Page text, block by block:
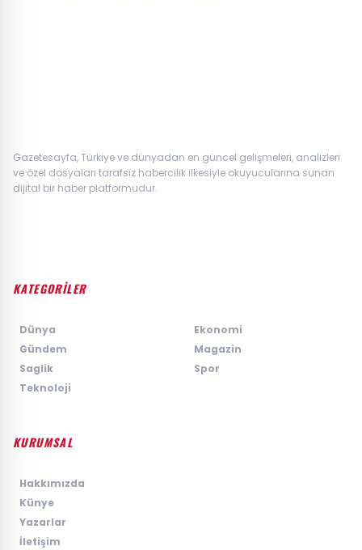
Gazetesayfa, Türkiye ve dünyadan en güncel gelişmeleri, analizleri
ve özel dosyaları tarafsız habercilik ilkesiyle okuyucularına sunan
dijital bir haber platformudur.
KATEGORİLER
Dünya
Ekonomi
Gündem
Magazin
Saglik
Spor
Teknoloji
KURUMSAL
Hakkımızda
Künye
Yazarlar
İletişim